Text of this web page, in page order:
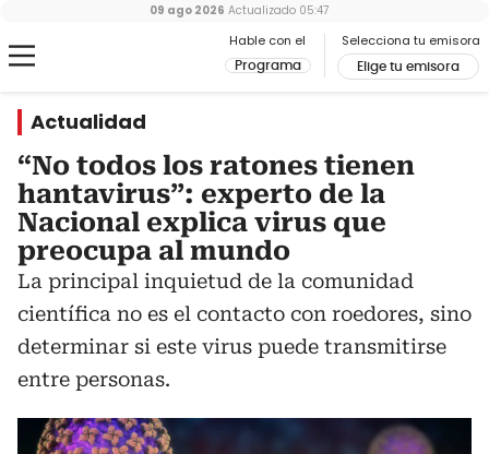
Hable con el
Programa
Selecciona tu emisora
Elige tu emisora
09 ago 2026 Actualizado 05:47
Actualidad
“No todos los ratones tienen
hantavirus”: experto de la
Nacional explica virus que
preocupa al mundo
La principal inquietud de la comunidad
científica no es el contacto con roedores, sino
determinar si este virus puede transmitirse
entre personas.